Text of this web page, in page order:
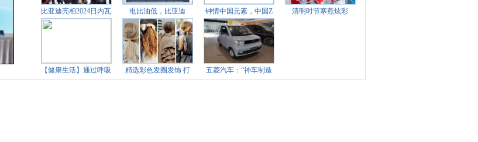
比亚迪亮相2024日内瓦
电比油低，比亚迪
出“王炸”，7.
钟情中国元素，中国Z
世代追捧“
清明时节寒燕炫彩
【健康生活】通过呼吸
精选彩色发圈发饰 打
五菱汽车：“神车制造